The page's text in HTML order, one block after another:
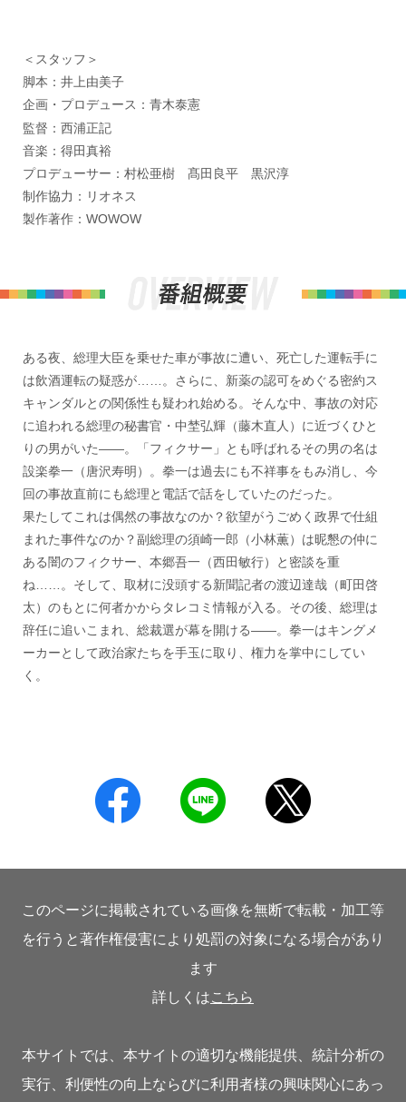
＜スタッフ＞
脚本：井上由美子
企画・プロデュース：青木泰憲
監督：西浦正記
音楽：得田真裕
プロデューサー：村松亜樹 髙田良平 黒沢淳
制作協力：リオネス
製作著作：WOWOW
ある夜、総理大臣を乗せた車が事故に遭い、死亡した運転手に
は飲酒運転の疑惑が……。さらに、新薬の認可をめぐる密約ス
キャンダルとの関係性も疑われ始める。そんな中、事故の対応
に追われる総理の秘書官・中埜弘輝（藤木直人）に近づくひと
りの男がいた――。「フィクサー」とも呼ばれるその男の名は
設楽拳一（唐沢寿明）。拳一は過去にも不祥事をもみ消し、今
回の事故直前にも総理と電話で話をしていたのだった。
果たしてこれは偶然の事故なのか？欲望がうごめく政界で仕組
まれた事件なのか？副総理の須崎一郎（小林薫）は昵懇の仲に
ある闇のフィクサー、本郷吾一（西田敏行）と密談を重
ね……。そして、取材に没頭する新聞記者の渡辺達哉（町田啓
太）のもとに何者かからタレコミ情報が入る。その後、総理は
辞任に追いこまれ、総裁選が幕を開ける――。拳一はキングメ
ーカーとして政治家たちを手玉に取り、権力を掌中にしてい
く。
このページに掲載されている画像を無断で転載・加工等
を行うと著作権侵害により処罰の対象になる場合があり
ます
詳しくはこちら
本サイトでは、本サイトの適切な機能提供、統計分析の
実行、利便性の向上ならびに利用者様の興味関心にあっ